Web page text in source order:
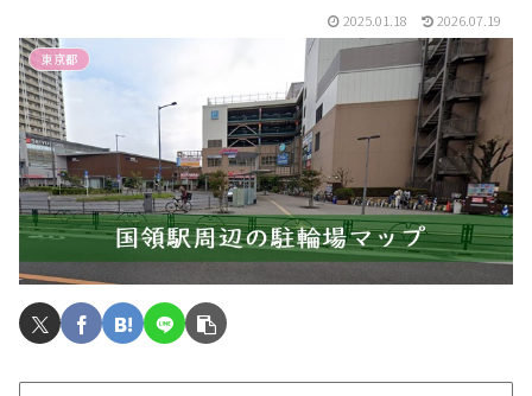
2025.01.18 2026.07.19
東京都